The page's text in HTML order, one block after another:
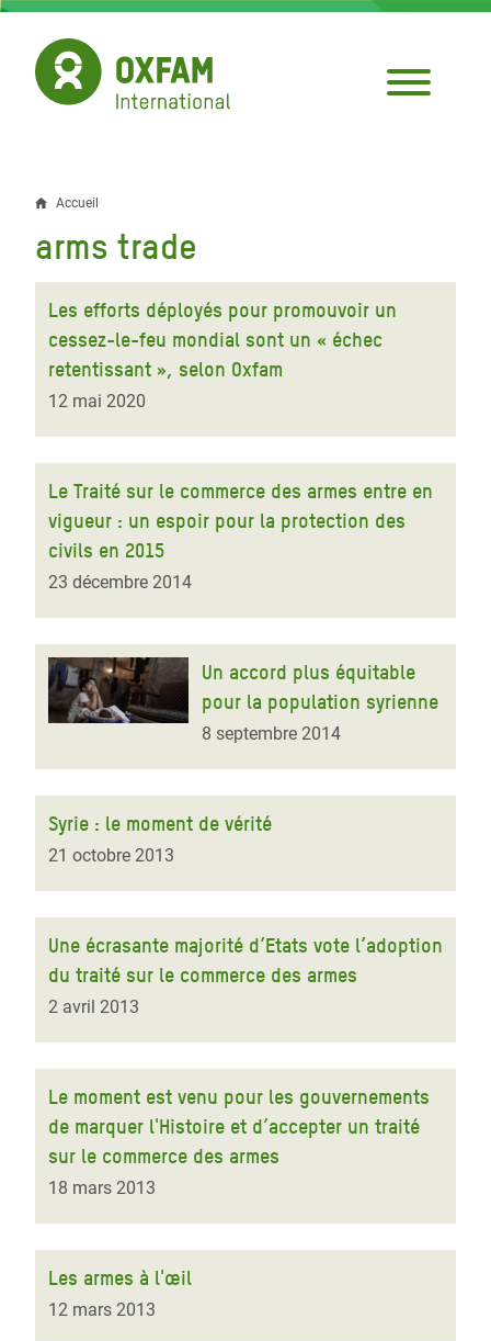
Aller
contenu
principal
Fil
d'Ariane
Accueil
arms trade
Les efforts déployés pour promouvoir un
cessez-le-feu mondial sont un « échec
retentissant », selon Oxfam
12 mai 2020
Le Traité sur le commerce des armes entre en
vigueur : un espoir pour la protection des
civils en 2015
23 décembre 2014
Un accord plus équitable
pour la population syrienne
8 septembre 2014
Syrie : le moment de vérité
21 octobre 2013
Une écrasante majorité d’Etats vote l’adoption
du traité sur le commerce des armes
2 avril 2013
Le moment est venu pour les gouvernements
de marquer l'Histoire et d’accepter un traité
sur le commerce des armes
18 mars 2013
Les armes à l'œil
12 mars 2013